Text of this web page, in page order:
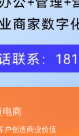
电商
户创造商业价值